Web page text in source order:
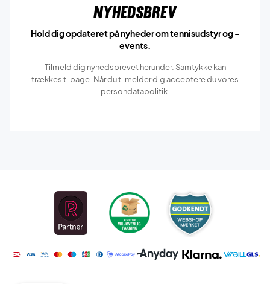
Nyhedsbrev
Hold dig opdateret på nyheder om tennisudstyr og -
events.
Tilmeld dig nyhedsbrevet herunder. Samtykke kan
trækkes tilbage. Når du tilmelder dig acceptere du vores
persondatapolitik.